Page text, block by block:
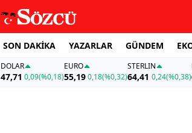
SON DAKİKA YAZARLAR GÜNDEM
DOLAR
47,71 0,09(%0,18)
EURO
55,19 0,18(%0,32)
STERLIN
64,41 0,24(%0,38)